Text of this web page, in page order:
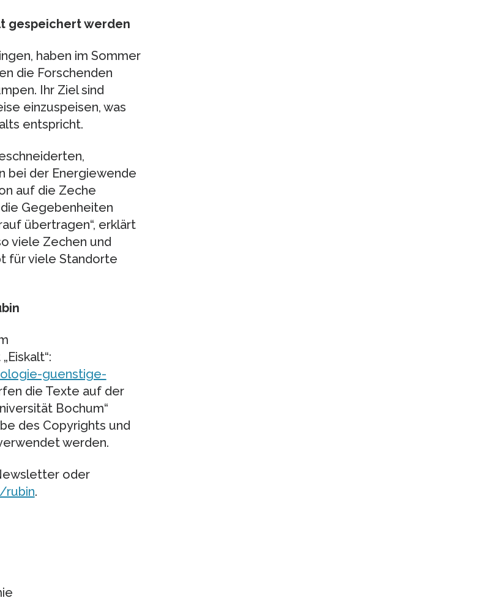
gespeichert werden
haben im Sommer
die Forschenden
Ihr Ziel sind
einzuspeisen, was
entspricht.
bei der Energiewende
auf die Zeche
die Gegebenheiten
übertragen“, erklärt
viele Zechen und
für viele Standorte
guenstige-
die Texte auf der
Bochum“
des Copyrights und
werden.
oder
rubin.